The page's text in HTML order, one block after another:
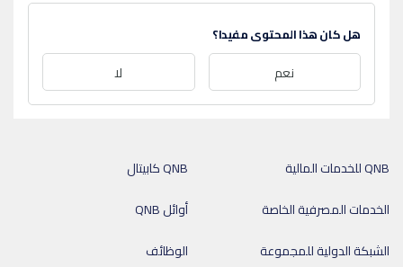
هل كان هذا المحتوى مفيدا؟
نعم لا
QNB كابيتال
QNB للخدمات المالية
أوائل QNB
الخدمات المصرفية الخاصة
الوظائف
الشبكة الدولية للمجموعة